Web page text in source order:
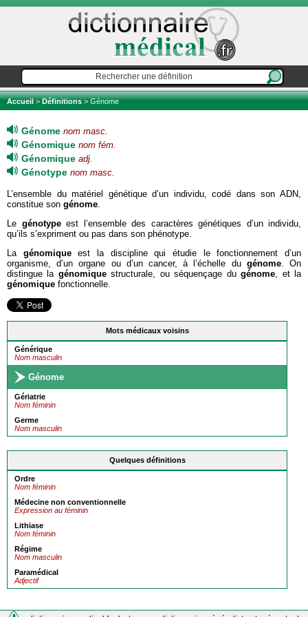
Accueil>Définitions> Génome
Mots médicaux voisins
Générique
Nom masculin
Génome
Gériatrie
Nom féminin
Germe
Nom masculin
Quelques définitions
Ordre
Nom féminin
Médecine non conventionnelle
Expression au féminin
Lithiase
Nom féminin
Régime
Nom masculin
Paramédical
Adjectif
Génome nom masc.
Génomique nom fém.
Génomique adj.
Génotype nom masc.
L’ensemble du matériel génétique d’un individu, codé dans son ADN,
constitue son génome.
Le génotypeest l’ensemble des caractères génétiques d’un individu,
qu’ils s’expriment ou pas dans son phénotype.
La génomiqueest la discipline qui étudie le fonctionnement d’un
organisme, d’un organe ou d’un cancer, à l’échelle du génome. On
distingue la génomiquestructurale, ou séquençage dugénome, et la
génomique fonctionnelle.